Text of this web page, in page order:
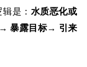
是： 水质恶化或
暴露目标→ 引来